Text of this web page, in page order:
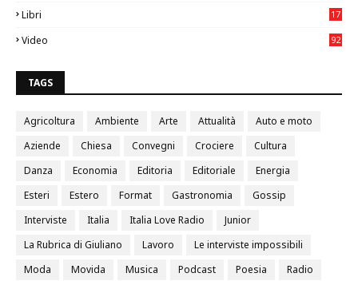
Libri
17
Video
92
TAGS
Agricoltura Ambiente Arte Attualità
Auto e moto
Aziende
Chiesa Convegni Crociere
Cultura
Danza
Economia Editoria Editoriale
Energia
Esteri
Estero Format Gastronomia
Gossip
Interviste
Italia Italia Love Radio
Junior
La Rubrica di Giuliano
Lavoro
Le interviste impossibili
Moda
Movida Musica Podcast Poesia
Radio